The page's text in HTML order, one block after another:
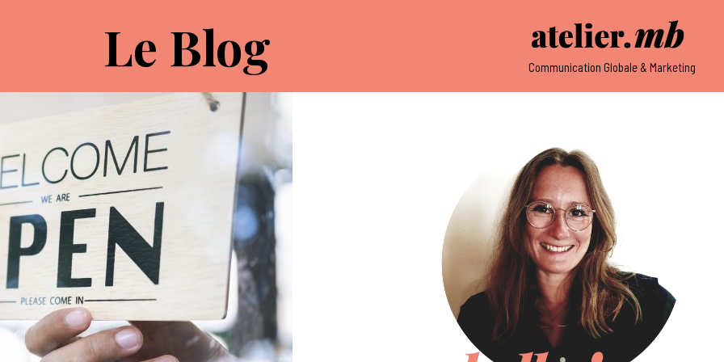
Communication Globale & Marketing
Le Blog